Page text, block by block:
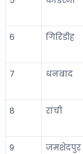
6
गिरिडीह
7
धनबाद
8
रांची
9
जमशेदपुर